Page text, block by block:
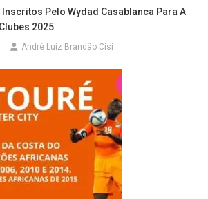
Pelo Wydad Casablanca Para A
2025
André Luiz Brandão Cisi